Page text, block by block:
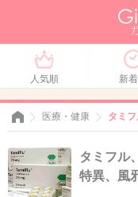
人気順 新
医療・健康 タミ
タミフル
特異、風